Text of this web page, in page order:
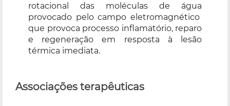
rotacional das moléculas de água
provocado pelo campo eletromagnético
que provoca processo inflamatório, reparo
e regeneração em resposta à lesão
térmica imediata.
Associações terapêuticas